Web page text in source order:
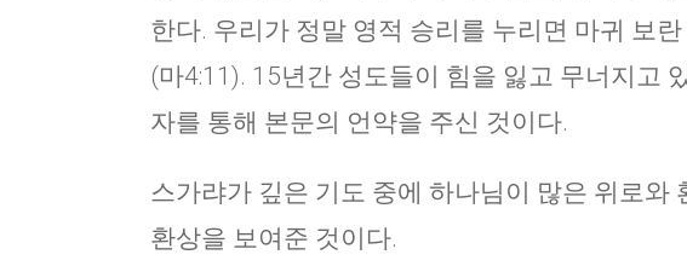
한다. 우리가 정말 영적 승리를 누리면 마귀 보
(마4:11). 15년간 성도들이 힘을 잃고 무너지고
자를 통해 본문의 언약을 주신 것이다.
스가랴가 깊은 기도 중에 하나님이 많은 위로와
환상을 보여준 것이다.